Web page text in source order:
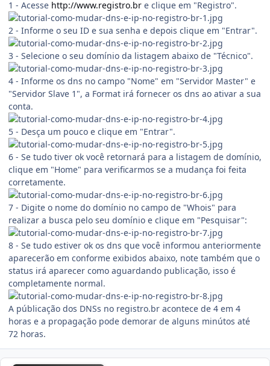
1 - Acesse http://www.registro.br e clique em "Registro".
2 - Informe o seu ID e sua senha e depois clique em "Entrar".
3 - Selecione o seu domínio da listagem abaixo de "Técnico".
4 - Informe os dns no campo "Nome" em "Servidor Master" e
"Servidor Slave 1", a Format irá fornecer os dns ao ativar a sua
conta.
5 - Desça um pouco e clique em "Entrar".
6 - Se tudo tiver ok você retornará para a listagem de domínio,
clique em "Home" para verificarmos se a mudança foi feita
corretamente.
7 - Digite o nome do domínio no campo de "Whois" para
realizar a busca pelo seu domínio e clique em "Pesquisar":
8 - Se tudo estiver ok os dns que você informou anteriormente
aparecerão em conforme exibidos abaixo, note também que o
status irá aparecer como aguardando publicação, isso é
completamente normal.
A públicação dos DNSs no registro.br acontece de 4 em 4
horas e a propagação pode demorar de alguns minútos até
72 horas.